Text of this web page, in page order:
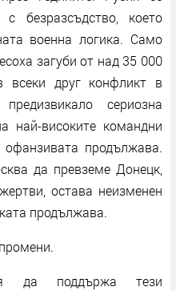
безразсъдство, което
военна логика. Само
загуби от над 35 000
всеки друг конфликт в
сериозна
най-високите командни
продължава.
да превземе Донецк,
остава неизменен
продължава.
да поддържа тези